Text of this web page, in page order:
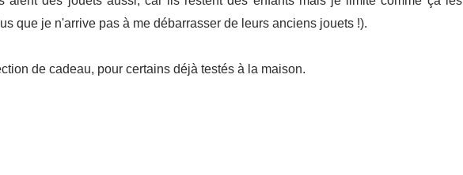
que je n'arrive pas à me débarrasser de leurs anciens jouets !).
de cadeau, pour certains déjà testés à la maison.